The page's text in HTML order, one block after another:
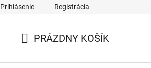
Prihlásenie Registrácia
PRÁZDNY KOŠÍK